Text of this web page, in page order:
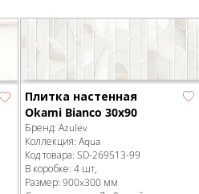
Плитка настенная
Okami Bianco 30х90
Бренд: Azulev
Коллекция: Aqua
Код товара: SD-269513-99
В коробке: 4 шт,
Размер: 900x300 мм